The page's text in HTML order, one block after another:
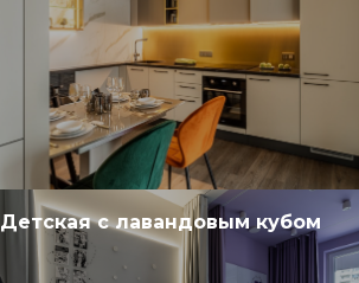
Детская с лавандовым кубом